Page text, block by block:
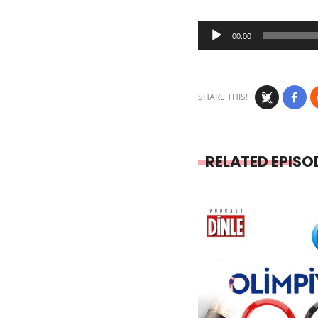
Audio
Player
00:00
SHARE THIS!
RELATED